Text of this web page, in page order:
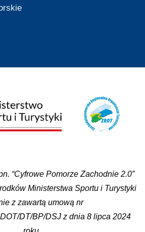
“Cyfrowe Pomorze Zachodnie 2.0”
Ministerstwa Sportu i Turystyki
z zawartą umową nr
DT/BP/DSJ z dnia 8 lipca 2024